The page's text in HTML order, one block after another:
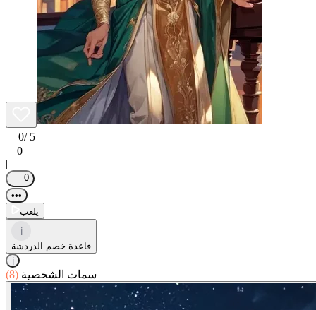
0/ 5
0
|
0
•••
يلعب
i
قاعدة خصم الدردشة
i
سمات الشخصية (8)